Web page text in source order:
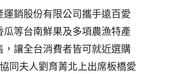
銷股份有限公司攜手遠百愛
等台南鮮果及多項農漁特產
讓全台消費者皆可就近選購
同夫人劉育菁北上出席板橋愛